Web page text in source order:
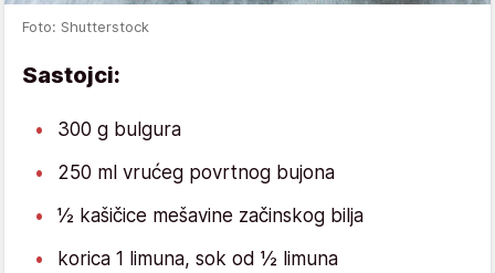
Foto: Shutterstock
Sastojci:
300 g bulgura
250 ml vrućeg povrtnog bujona
½ kašičice mešavine začinskog bilja
korica 1 limuna, sok od ½ limuna